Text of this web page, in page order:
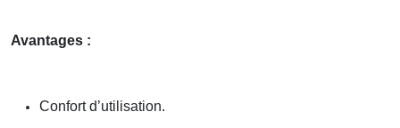
Avantages :
Confort d’utilisation.